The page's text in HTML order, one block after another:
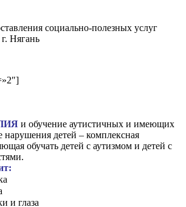
социально-полезных услуг
Нягань
и обучение аутистичных и имеющих
детей – комплексная
обучать детей с аутизмом и детей с
и глаза